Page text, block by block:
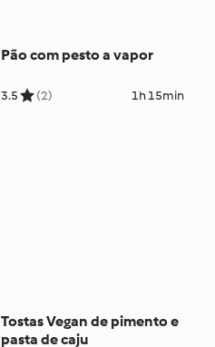
Pão com pesto a vapor
3.5 (2) 1h 15min
Tostas Vegan de pimento e
pasta de caju